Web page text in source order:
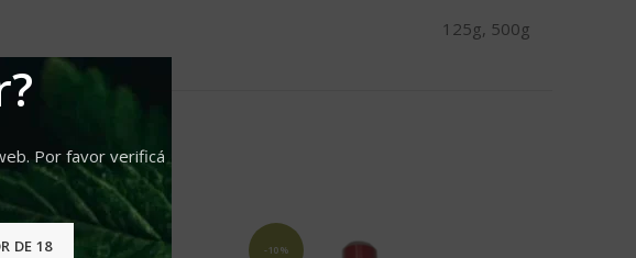
Por favor verificá
DE 18
125g, 500g
-10%